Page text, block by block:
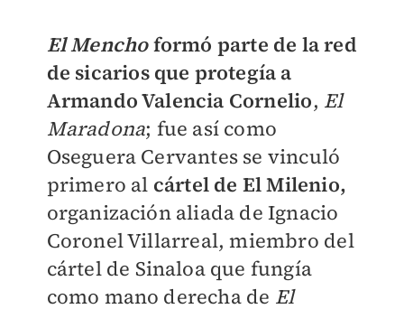
El Menchoformó parte de la red
de sicarios que protegía a
Armando Valencia Cornelio, El
Maradona; fue así como
Oseguera Cervantes se vinculó
primero al cártel de El Milenio,
organización aliada de Ignacio
Coronel Villarreal, miembro del
cártel de Sinaloa que fungía
como mano derecha de El